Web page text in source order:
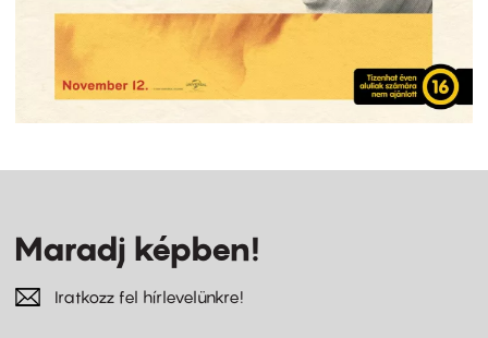
Maradj képben!
Iratkozz fel hírlevelünkre!